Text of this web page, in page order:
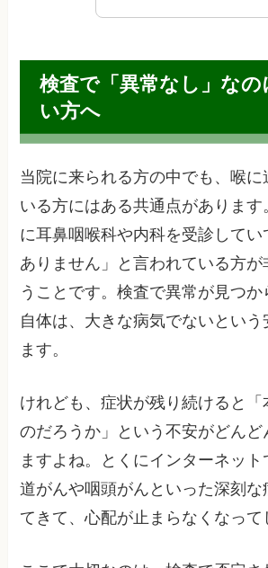
検査で「異常なし」な
い方へ
当院に来られる方の中でも、喉に
いる方にはある共通点がありま
に耳鼻咽喉科や内科を受診してい
ありません」と言われている方が
うことです。検査で異常が見つか
自体は、大きな病気でないという
ます。
けれども、症状が残り続けると「
のだろうか」という不安がどんど
ますよね。とくにインターネッ
道がんや咽頭がんといった深刻な
てきて、心配が止まらなくなって